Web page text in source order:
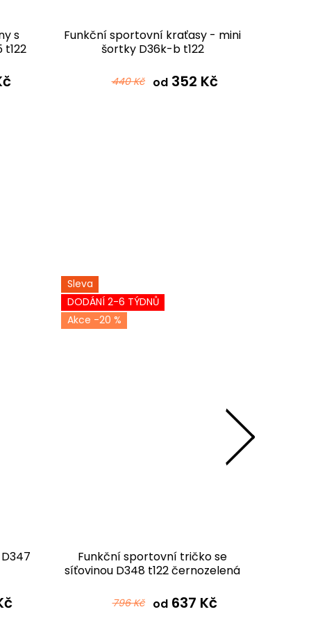
s
Funkční sportovní kraťasy - mini
šortky D36k-b t122
440 Kč od352 Kč
Sleva
DODÁNÍ 2-6 TÝDNŮ
-20 %
Funkční sportovní tričko se
síťovinou D348 t122 černozelená
796 Kč od637 Kč